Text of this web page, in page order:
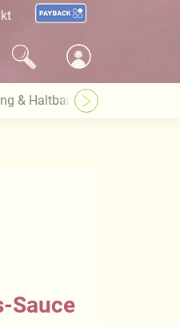
& Haltbarkeit
Sauce